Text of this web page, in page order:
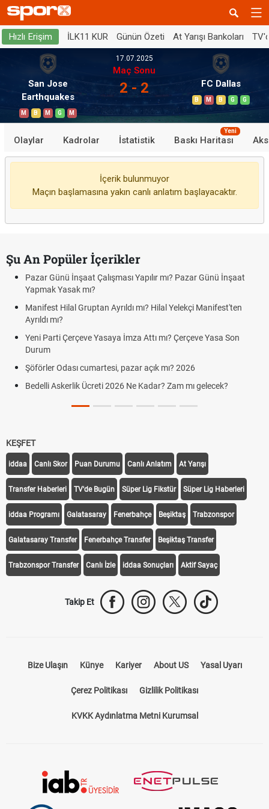
Hızlı Erişim İLK11 KUR Günün Özeti At Yarışı Bankoları
San Jose
Earthquakes
M B M G M
17.07.2025
Maç Sonu
2 - 2 FC Dallas
B M B G G
Olaylar Kadrolar İstatistik Baskı Haritası
Yeni
İçerik bulunmuyor
Maçın başlamasına yakın canlı anlatım başlayacaktır.
Şu An Popüler İçerikler
Pazar Günü İnşaat Çalışması Yapılır mı? Pazar Günü İnşaat
Yapmak Yasak mı?
Manifest Hilal Gruptan Ayrıldı mı? Hilal Yelekçi Manifest'ten
Ayrıldı mı?
Yeni Parti Çerçeve Yasaya İmza Attı mı? Çerçeve Yasa Son
Durum
Şöförler Odası cumartesi, pazar açık mı? 2026
Bedelli Askerlik Ücreti 2026 Ne Kadar? Zam mı gelecek?
KEŞFET
iddaa Canlı Skor Puan Durumu Canlı Anlatım At Yarışı
Transfer Haberleri TV'de Bugün Süper Lig Fikstür Süper Lig Haberleri
iddaa Programı Galatasaray Fenerbahçe Beşiktaş Trabzonspor
Galatasaray Transfer Fenerbahçe Transfer Beşiktaş Transfer
Trabzonspor Transfer Canlı İzle iddaa Sonuçları Aktif Sayaç
Takip Et
Bize Ulaşın Künye Kariyer About US Yasal Uyarı
Çerez Politikası Gizlilik Politikası
KVKK Aydınlatma Metni Kurumsal